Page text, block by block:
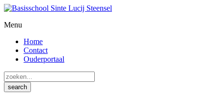
Menu
Home
Contact
Ouderportaal